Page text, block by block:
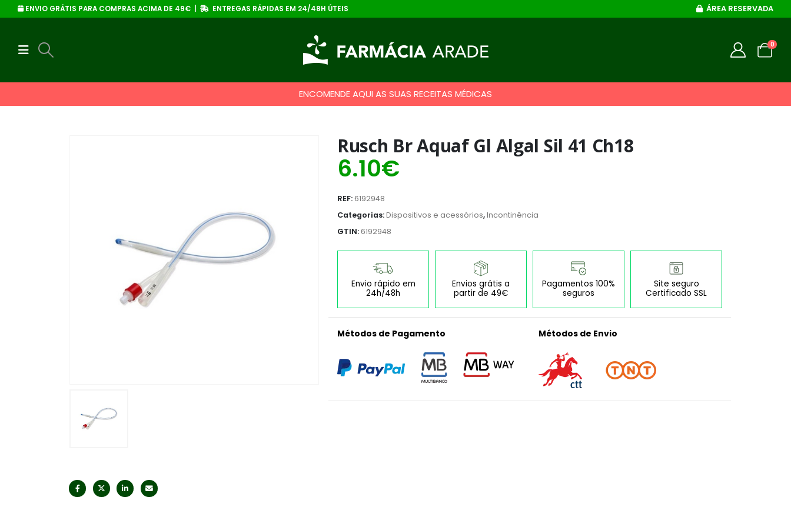
ENVIO GRÁTIS PARA COMPRAS ACIMA DE 49€ | ENTREGAS RÁPIDAS EM 24/48H ÚTEIS ÁREA RESERVADA
0
ENCOMENDE AQUI AS SUAS RECEITAS MÉDICAS
Rusch Br Aquaf Gl Algal Sil 41 Ch18
6.10€
REF:6192948
Categorias:Dispositivos e acessórios,Incontinência
GTIN:6192948
Envio rápido em
24h/48h
Envios grátis a
partir de 49€
Pagamentos 100%
seguros
Site seguro
Certificado SSL
Métodos de Pagamento Métodos de Envio